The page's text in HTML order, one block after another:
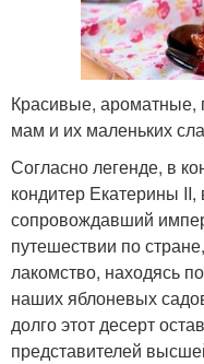
Красивые, ароматные,
мам и их маленьких
Согласно легенде, в
кондитер Екатерины
сопровождавший
путешествии по
лакомство, находясь
наших яблоневых
долго этот десерт
представителей